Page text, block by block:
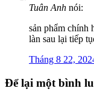
Tuân Anh nói:
sản phẩm chính
làn sau lại tiếp
Tháng 8 22,
Để lại một bình